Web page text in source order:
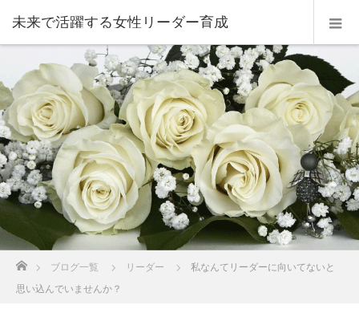
未来で活躍する女性リーダー育成
ブログ一覧 リーダー
私なんてリーダーに向いてないと
思い込んでいませんか？